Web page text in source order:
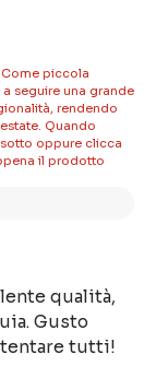
piccola
seguire una grande
rendendo
Quando
oppure clicca
il prodotto
qualità,
Gusto
tutti!